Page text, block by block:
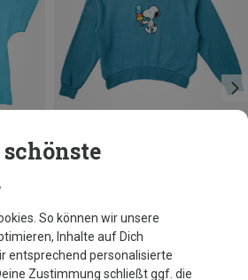
So können wir unsere
Inhalte auf Dich
entsprechend personalisierte
Zustimmung schließt ggf. die